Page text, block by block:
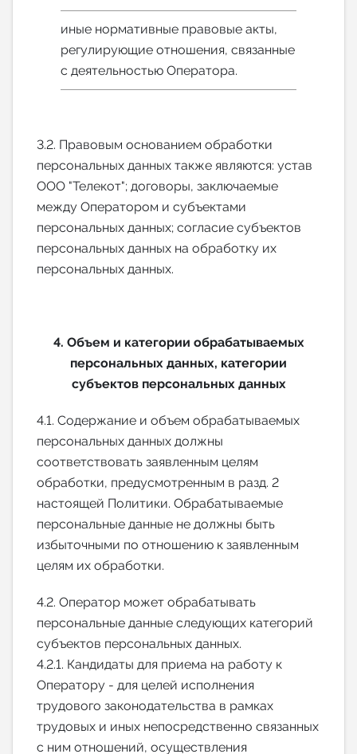
иные нормативные правовые акты,
регулирующие отношения, связанные
с деятельностью Оператора.
3.2. Правовым основанием обработки
персональных данных также являются: устав
ООО "Телекот"; договоры, заключаемые
между Оператором и субъектами
персональных данных; согласие субъектов
персональных данных на обработку их
персональных данных.
4. Объем и категории обрабатываемых
персональных данных, категории
субъектов персональных данных
4.1. Содержание и объем обрабатываемых
персональных данных должны
соответствовать заявленным целям
обработки, предусмотренным в разд. 2
настоящей Политики. Обрабатываемые
персональные данные не должны быть
избыточными по отношению к заявленным
целям их обработки.
4.2. Оператор может обрабатывать
персональные данные следующих категорий
субъектов персональных данных.
4.2.1. Кандидаты для приема на работу к
Оператору - для целей исполнения
трудового законодательства в рамках
трудовых и иных непосредственно связанных
с ним отношений, осуществления